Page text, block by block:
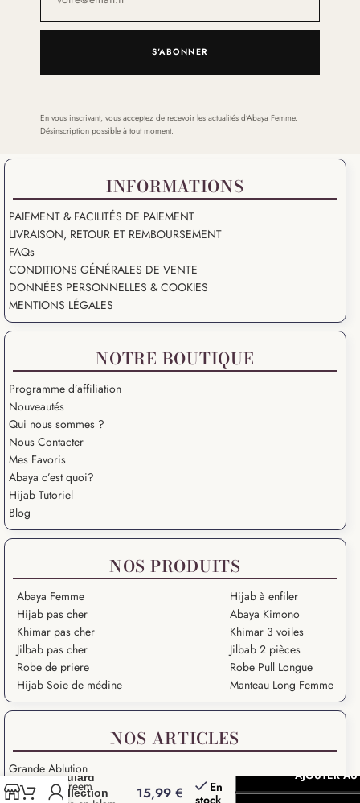
S'ABONNER
En vous inscrivant, vous acceptez de recevoir les actualités d’Abaya Femme.
Désinscription possible à tout moment.
INFORMATIONS
PAIEMENT & FACILITÉS DE PAIEMENT
LIVRAISON, RETOUR ET REMBOURSEMENT
FAQs
CONDITIONS GÉNÉRALES DE VENTE
DONNÉES PERSONNELLES & COOKIES
MENTIONS LÉGALES
NOTRE BOUTIQUE
Programme d’affiliation
Nouveautés
Qui nous sommes ?
Nous Contacter
Mes Favoris
Abaya c’est quoi?
Hijab Tutoriel
Blog
NOS PRODUITS
Abaya Femme
Hijab pas cher
Khimar pas cher
Jilbab pas cher
Robe de priere
Hijab Soie de médine
Hijab à enfiler
Abaya Kimono
Khimar 3 voiles
Jilbab 2 pièces
Robe Pull Longue
Manteau Long Femme
NOS ARTICLES
Grande Ablution
Ramadan Kareem
Foulard
Collection
15,99€
En
stock
AJOUTER